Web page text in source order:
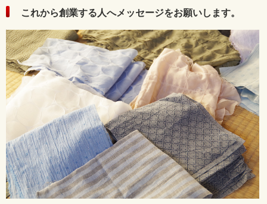
これから創業する人へメッセージをお願いします。